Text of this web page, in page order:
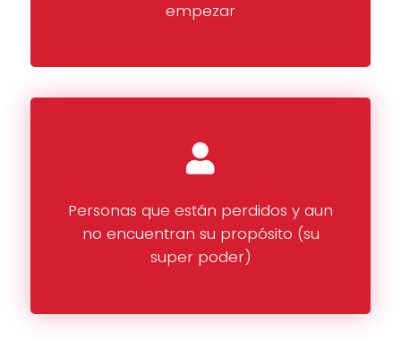
empezar
Personas que están perdidos y aun
no encuentran su propósito (su
super poder)